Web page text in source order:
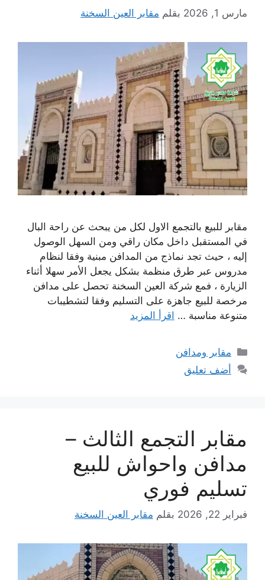
مارس 1, 2026 بقلم مقابر العين السخنة
مقابر للبيع بالتجمع الاول لكل من يبحث عن راحة البال
في المستقبل داخل مكان راقي ومن السهل الوصول
إليه ، حيث تجد نماذج من المدافن مبنية وفقا لنظام
مدروس عبر طرق منظمة بشكل يجعل الأمر سهلا أثناء
الزيارة ، فمع شركة العين السخنة تحصل على مدافن
مرخصة للبيع جاهزة على التسليم وفقا لتشطيبات
متنوعة مناسبة … اقرأ المزيد
التصنيفات
مقابر ومدافن
أضف تعليق
مقابر التجمع الثالث –
مدافن واحواش للبيع
تسليم فوري
فبراير 22, 2026 بقلم مقابر العين السخنة